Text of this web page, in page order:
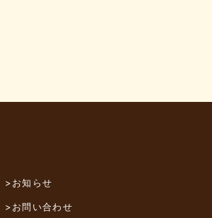
>お知らせ
>お問い合わせ